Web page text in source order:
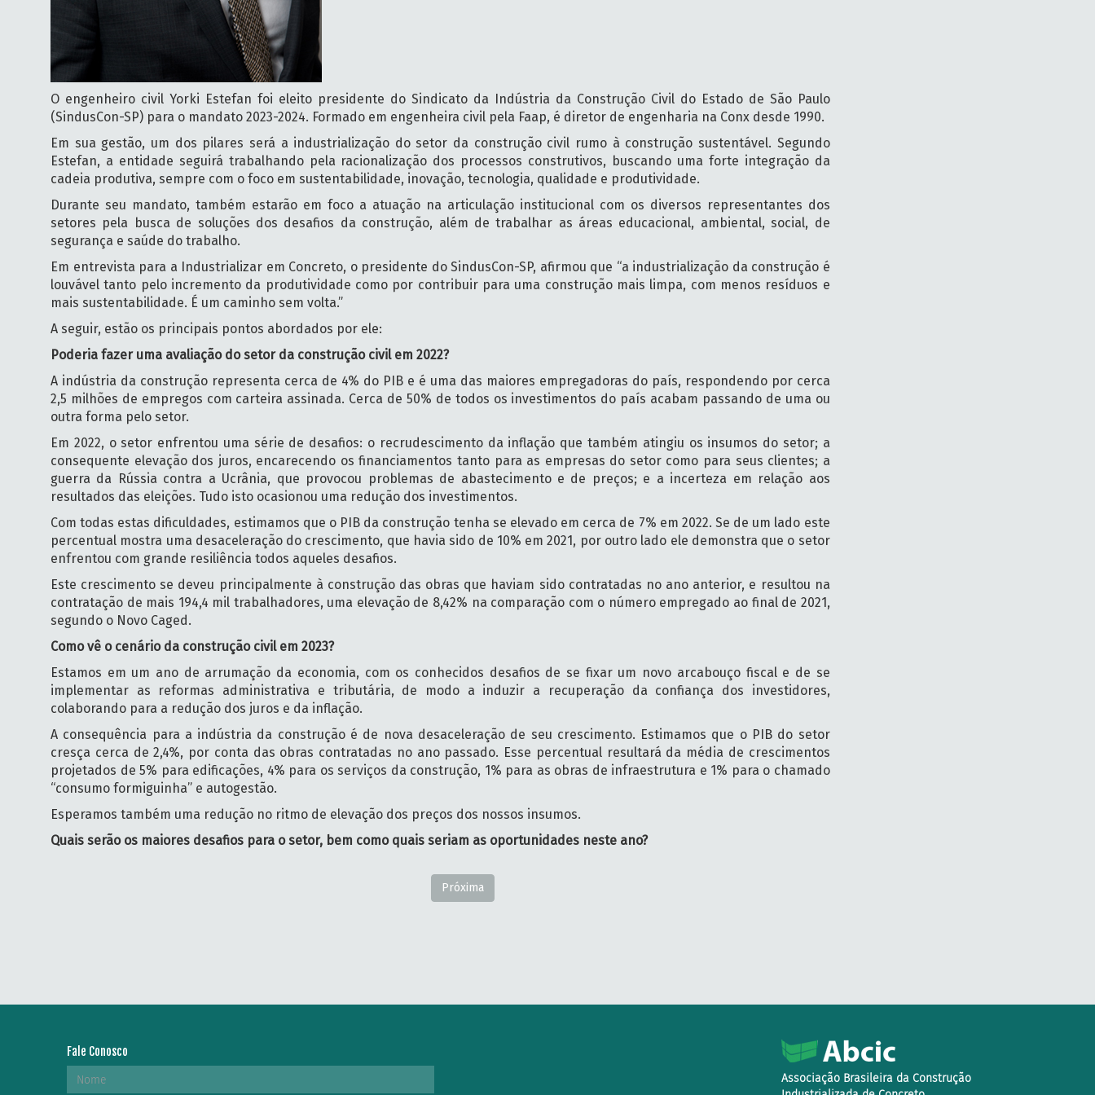
O engenheiro civil Yorki Estefan foi eleito presidente do Sindicato da Indústria da Construção Civil do Estado de São Paulo
(SindusCon-SP) para o mandato 2023-2024. Formado em engenheira civil pela Faap, é diretor de engenharia na Conx desde 1990.
Em sua gestão, um dos pilares será a industrialização do setor da construção civil rumo à construção sustentável. Segundo
Estefan, a entidade seguirá trabalhando pela racionalização dos processos construtivos, buscando uma forte integração da
cadeia produtiva, sempre com o foco em sustentabilidade, inovação, tecnologia, qualidade e produtividade.
Durante seu mandato, também estarão em foco a atuação na articulação institucional com os diversos representantes dos
setores pela busca de soluções dos desafios da construção, além de trabalhar as áreas educacional, ambiental, social, de
segurança e saúde do trabalho.
Em entrevista para a Industrializar em Concreto, o presidente do SindusCon-SP, afirmou que “a industrialização da construção é
louvável tanto pelo incremento da produtividade como por contribuir para uma construção mais limpa, com menos resíduos e
mais sustentabilidade. É um caminho sem volta.”
A seguir, estão os principais pontos abordados por ele:
Poderia fazer uma avaliação do setor da construção civil em 2022?
A indústria da construção representa cerca de 4% do PIB e é uma das maiores empregadoras do país, respondendo por cerca
2,5 milhões de empregos com carteira assinada. Cerca de 50% de todos os investimentos do país acabam passando de uma ou
outra forma pelo setor.
Em 2022, o setor enfrentou uma série de desafios: o recrudescimento da inflação que também atingiu os insumos do setor; a
consequente elevação dos juros, encarecendo os financiamentos tanto para as empresas do setor como para seus clientes; a
guerra da Rússia contra a Ucrânia, que provocou problemas de abastecimento e de preços; e a incerteza em relação aos
resultados das eleições. Tudo isto ocasionou uma redução dos investimentos.
Com todas estas dificuldades, estimamos que o PIB da construção tenha se elevado em cerca de 7% em 2022. Se de um lado este
percentual mostra uma desaceleração do crescimento, que havia sido de 10% em 2021, por outro lado ele demonstra que o setor
enfrentou com grande resiliência todos aqueles desafios.
Este crescimento se deveu principalmente à construção das obras que haviam sido contratadas no ano anterior, e resultou na
contratação de mais 194,4 mil trabalhadores, uma elevação de 8,42% na comparação com o número empregado ao final de 2021,
segundo o Novo Caged.
Como vê o cenário da construção civil em 2023?
Estamos em um ano de arrumação da economia, com os conhecidos desafios de se fixar um novo arcabouço fiscal e de se
implementar as reformas administrativa e tributária, de modo a induzir a recuperação da confiança dos investidores,
colaborando para a redução dos juros e da inflação.
A consequência para a indústria da construção é de nova desaceleração de seu crescimento. Estimamos que o PIB do setor
cresça cerca de 2,4%, por conta das obras contratadas no ano passado. Esse percentual resultará da média de crescimentos
projetados de 5% para edificações, 4% para os serviços da construção, 1% para as obras de infraestrutura e 1% para o chamado
“consumo formiguinha” e autogestão.
Esperamos também uma redução no ritmo de elevação dos preços dos nossos insumos.
Quais serão os maiores desafios para o setor, bem como quais seriam as oportunidades neste ano?
Próxima
Fale Conosco
Associação Brasileira da Construção